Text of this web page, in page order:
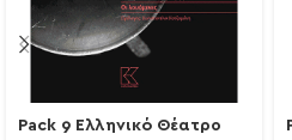
Pack 9 Ελληνικό Θέατρο